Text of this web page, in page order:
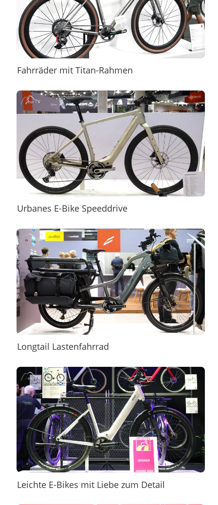
Fahrräder mit Titan-Rahmen
Urbanes E-Bike Speeddrive
Longtail Lastenfahrrad
Leichte E-Bikes mit Liebe zum Detail